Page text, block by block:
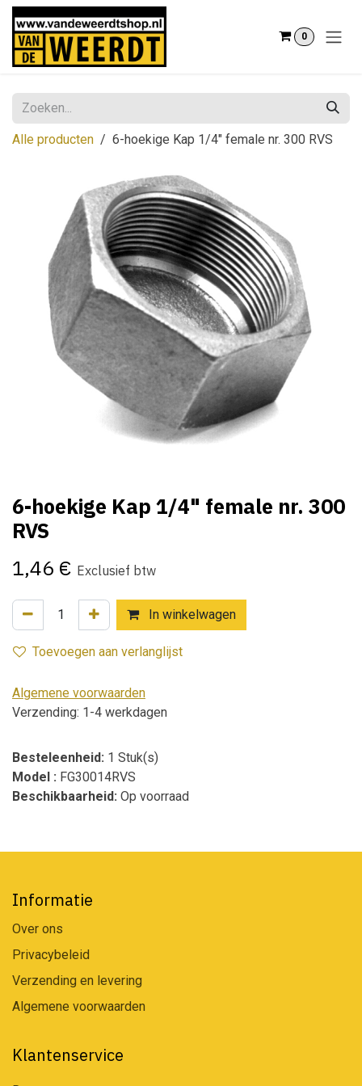
Overslaan naar inhoud
0
Alle producten 6-hoekige Kap 1/4" female nr. 300 RVS
6-hoekige Kap 1/4" female nr. 300
RVS
1,46 € Exclusief btw
In winkelwagen
Toevoegen aan verlanglijst
Algemene voorwaarden
Verzending: 1-4 werkdagen
Besteleenheid: 1 Stuk(s)
Model : FG30014RVS
Beschikbaarheid: Op voorraad
Informatie
Over ons
Privacybeleid
Verzending en levering
Algemene voorwaarden
Klantenservice